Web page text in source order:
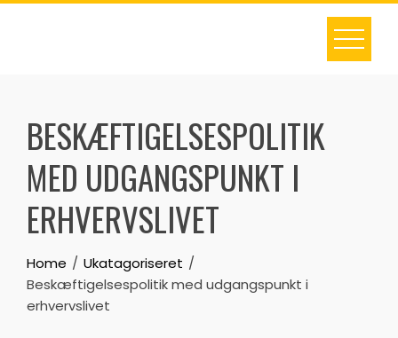
Skip
BESKÆFTIGELSESPOLITIK
MED UDGANGSPUNKT I
ERHVERVSLIVET
Home
Ukatagoriseret
Beskæftigelsespolitik med udgangspunkt i
erhvervslivet